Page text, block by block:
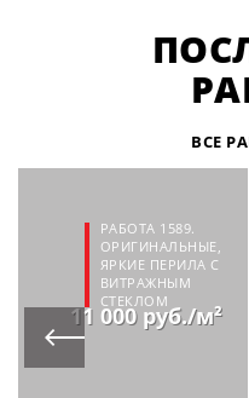
ВСЕ
РАБОТА 1589.
ОРИГИНАЛЬНЫЕ,
ЯРКИЕ ПЕРИЛА С
ВИТРАЖНЫМ
СТЕКЛОМ
11 000 руб./м²